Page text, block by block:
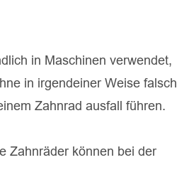
in Maschinen verwendet,
in irgendeiner Weise falsch
Zahnrad ausfall führen.
Zahnräder können bei der